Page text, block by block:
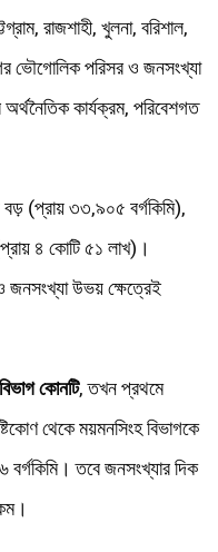
রাজশাহী, খুলনা, বরিশাল,
ভৌগোলিক পরিসর ও জনসংখ্যা
অর্থনৈতিক কার্যক্রম, পরিবেশগত
বড় (প্রায় ৩৩,৯০৫ বর্গকিমি),
৪ কোটি ৫১ লাখ)।
জনসংখ্যা উভয় ক্ষেত্রেই
কোনটি, তখন প্রথমে
থেকে ময়মনসিংহ বিভাগকে
তবে জনসংখ্যার দিক